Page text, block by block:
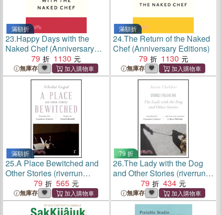
滿額折
23.Happy Days with the
Naked Chef (Anniversary
Editions)
79 1130
無庫存
滿額折
24.The Return of the Naked
Chef (Anniversary Editions)
79
1130
無庫存
滿額折
25.A Place Bewitched and
Other Stories (riverrun
editions)79 565
無庫存
79 折
26.The Lady with the Dog
and Other Stories (riverrun
editions)79 434
無庫存